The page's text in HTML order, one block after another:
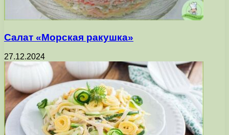
Салат «Морская ракушка»
27.12.2024